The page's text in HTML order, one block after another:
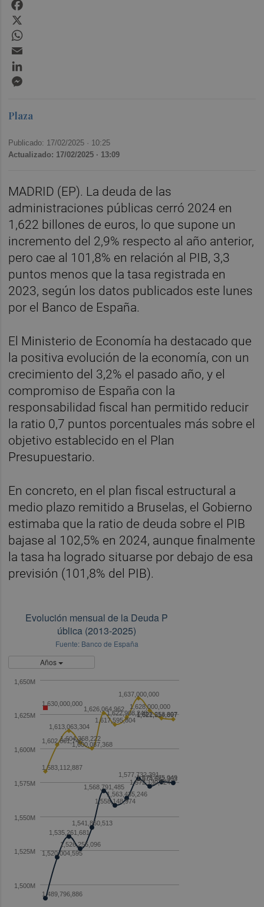
Plaza
Publicado: 17/02/2025 · 10:25
Actualizado: 17/02/2025 · 13:09
MADRID (EP). La deuda de las
administraciones públicas cerró 2024 en
1,622 billones de euros, lo que supone un
incremento del 2,9% respecto al año anterior,
pero cae al 101,8% en relación al PIB, 3,3
puntos menos que la tasa registrada en
2023, según los datos publicados este lunes
por el Banco de España.
El Ministerio de Economía ha destacado que
la positiva evolución de la economía, con un
crecimiento del 3,2% el pasado año, y el
compromiso de España con la
responsabilidad fiscal han permitido reducir
la ratio 0,7 puntos porcentuales más sobre el
objetivo establecido en el Plan
Presupuestario.
En concreto, en el plan fiscal estructural a
medio plazo remitido a Bruselas, el Gobierno
estimaba que la ratio de deuda sobre el PIB
bajase al 102,5% en 2024, aunque finalmente
la tasa ha logrado situarse por debajo de esa
previsión (101,8% del PIB).